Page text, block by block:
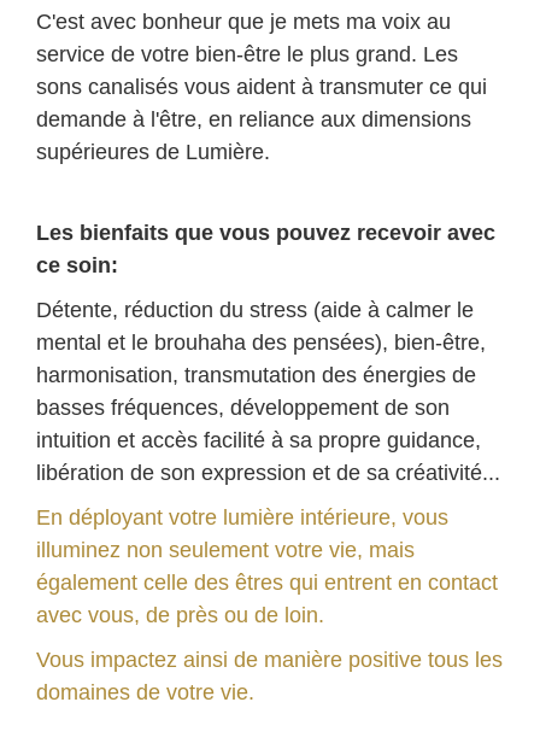
C'est avec bonheur que je mets ma voix au
service de votre bien-être le plus grand. Les
sons canalisés vous aident à transmuter ce qui
demande à l'être, en reliance aux dimensions
supérieures de Lumière.
Les bienfaits que vous pouvez recevoir avec
ce soin:
Détente, réduction du stress (aide à calmer le
mental et le brouhaha des pensées), bien-être,
harmonisation, transmutation des énergies de
basses fréquences, développement de son
intuition et accès facilité à sa propre guidance,
libération de son expression et de sa créativité...
En déployant votre lumière intérieure, vous
illuminez non seulement votre vie, mais
également celle des êtres qui entrent en contact
avec vous, de près ou de loin.
Vous impactez ainsi de manière positive tous les
domaines de votre vie.